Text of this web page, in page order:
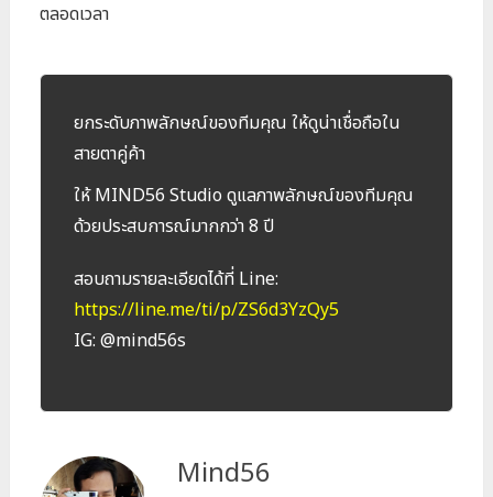
ตลอดเวลา
ยกระดับภาพลักษณ์ของทีมคุณ ให้ดูน่าเชื่อถือใน
สายตาคู่ค้า
ให้ MIND56 Studio ดูแลภาพลักษณ์ของทีมคุณ
ด้วยประสบการณ์มากกว่า 8 ปี
สอบถามรายละเอียดได้ที่ Line:
https://line.me/ti/p/ZS6d3YzQy5
IG: @mind56s
Mind56